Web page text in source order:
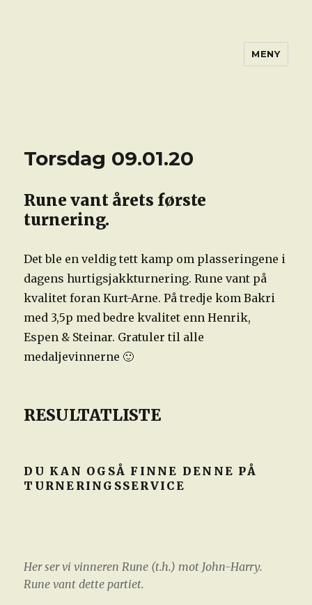
MENY
Torsdag 09.01.20
Rune vant årets første
turnering.
Det ble en veldig tett kamp om plasseringene i
dagens hurtigsjakkturnering. Rune vant på
kvalitet foran Kurt-Arne. På tredje kom Bakri
med 3,5p med bedre kvalitet enn Henrik,
Espen & Steinar. Gratuler til alle
medaljevinnerne 🙂
RESULTATLISTE
DU KAN OGSÅ FINNE DENNE PÅ
TURNERINGSSERVICE
Her ser vi vinneren Rune (t.h.) mot John-Harry.
Rune vant dette partiet.